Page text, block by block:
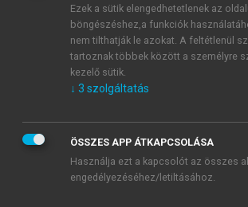
veszem és elfogadom.
Általános vásárlási feltételeket,
mersz.huoldalak licencszerződéseiben
tudomásul veszem és elfogadom.
KIPRÓBÁLOM
Ezek a sütik elengedhetetlenek az
böngészéshez,a funkciók
nem tilthatják le azokat. A feltétlenül
tartoznak többek között a személyre
kezelő sütik.
↓ 3 szolgáltatás
ÖSSZES APP ÁTKAPCSOLÁSA
Használja ezt a kapcsolót az összes
engedélyezéséhez/letiltásához.